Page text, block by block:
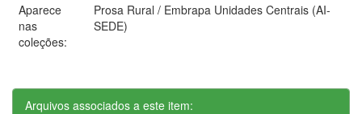
Aparece
nas
coleções:
Prosa Rural / Embrapa Unidades Centrais (AI-
SEDE)
Arquivos associados a este item: